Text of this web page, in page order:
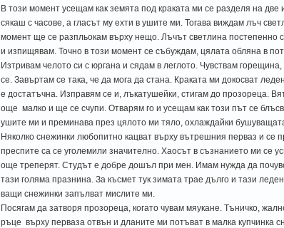
В този момент усещам как земята под краката ми се разделя на
сякаш с часове, а гласът му ехти в ушите ми. Тогава виждам лъч
момент ще се разпльокам върху нещо. Лъчът светлина постепенно
и изпищявам. Точно в този момент се събуждам, цялата обляна в
Изтривам челото си с юргана и сядам в леглото. Чувствам
се. Завъртам се така, че да мога да стана. Краката ми докосват
е достатъчна. Изправям се и, лъкатушейки, стигам до прозореца.
още малко и ще се счупи. Отварям го и усещам как този път се
ушите ми и преминава през цялото ми тяло, охлаждайки
Няколко снежинки любопитно кацват върху вътрешния перваз и се
преспите са се уголемили значително. Хаосът в съзнанието ми се
още треперят. Студът е добре дошъл при мен. Имам нужда да
тази голяма празнина. За късмет тук зимата трае дълго и тази
ващи снежинки запълват мислите ми.
Посягам да затворя прозореца, когато чувам мяукане. Тъничко,
ръце върху перваза отвън и дланите ми потъват в малка купчинка